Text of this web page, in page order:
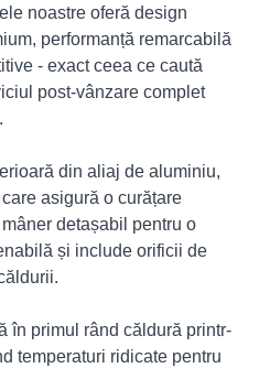
noastre oferă design
performanță remarcabilă
- exact ceea ce caută
post-vânzare complet
din aliaj de aluminiu,
asigură o curățare
detașabil pentru o
și include orificii de
în primul rând căldură printr-
temperaturi ridicate pentru